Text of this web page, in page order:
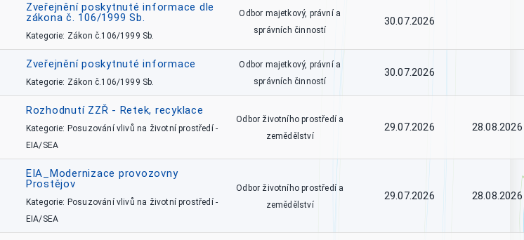
Zveřejnění poskytnuté informace dle
zákona č. 106/1999 Sb.
Kategorie: Zákon č.106/1999 Sb.
Odbor majetkový, právní a
správních činností
30.07.2026
Zveřejnění poskytnuté informace
Kategorie: Zákon č.106/1999 Sb.
Odbor majetkový, právní a
správních činností
30.07.2026
Rozhodnutí ZZŘ - Retek, recyklace
Kategorie: Posuzování vlivů na životní prostředí -
EIA/SEA
Odbor životního prostředí a
zemědělství
29.07.2026 28.08.2026
EIA_Modernizace provozovny
Prostějov
Kategorie: Posuzování vlivů na životní prostředí -
EIA/SEA
Odbor životního prostředí a
zemědělství
29.07.2026 28.08.2026